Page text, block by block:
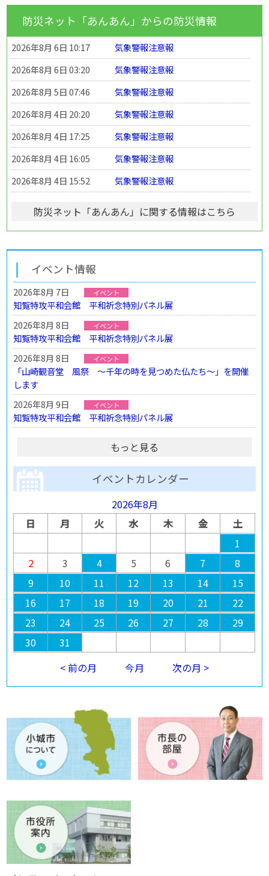
防災ネット「あんあん」からの防災情報
2026年8月 6日 10:17
気象警報注意報
2026年8月 6日 03:20
気象警報注意報
2026年8月 5日 07:46
気象警報注意報
2026年8月 4日 20:20
気象警報注意報
2026年8月 4日 17:25
気象警報注意報
2026年8月 4日 16:05
気象警報注意報
2026年8月 4日 15:52
気象警報注意報
防災ネット「あんあん」に関する情報はこちら
イベント情報
2026年8月 7日 イベント
知覧特攻平和会館 平和祈念特別パネル展
2026年8月 8日
イベント
知覧特攻平和会館 平和祈念特別パネル展
2026年8月 8日
イベント
「山崎観音堂 風祭 ～千年の時を見つめた仏たち～」を開催
します
2026年8月 9日
イベント
知覧特攻平和会館 平和祈念特別パネル展
もっと見る
イベントカレンダー
2026年8月
日
月 火 水 木 金
土
1
2
3 4 5 6 7
8
9
10 11 12 13 14
15
16
17 18 19 20 21
22
23
24 25 26 27 28
29
30
31
< 前の月
今月 次の月 >